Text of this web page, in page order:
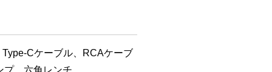
Cケーブル、RCAケーブ
プ、六角レンチ